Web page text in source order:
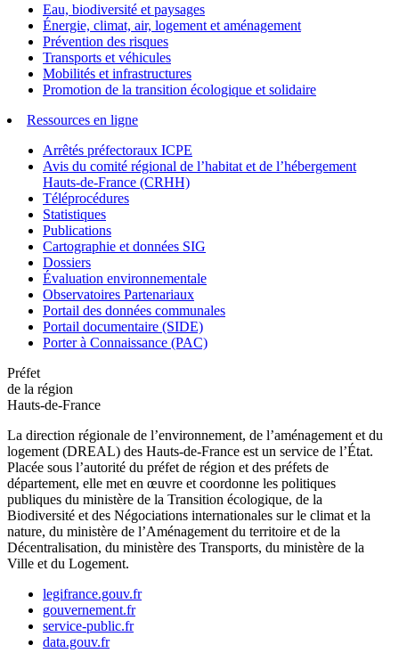
Eau, biodiversité et paysages
Énergie, climat, air, logement et aménagement
Prévention des risques
Transports et véhicules
Mobilités et infrastructures
Promotion de la transition écologique et solidaire
Ressources en ligne
Arrêtés préfectoraux ICPE
Avis du comité régional de l’habitat et de l’hébergement
Hauts-de-France (CRHH)
Téléprocédures
Statistiques
Publications
Cartographie et données SIG
Dossiers
Évaluation environnementale
Observatoires Partenariaux
Portail des données communales
Portail documentaire (SIDE)
Porter à Connaissance (PAC)
Préfet
de la région
Hauts-de-France
La direction régionale de l’environnement, de l’aménagement et du
logement (DREAL) des Hauts-de-France est un service de l’État.
Placée sous l’autorité du préfet de région et des préfets de
département, elle met en œuvre et coordonne les politiques
publiques du ministère de la Transition écologique, de la
Biodiversité et des Négociations internationales sur le climat et la
nature, du ministère de l’Aménagement du territoire et de la
Décentralisation, du ministère des Transports, du ministère de la
Ville et du Logement.
legifrance.gouv.fr
gouvernement.fr
service-public.fr
data.gouv.fr